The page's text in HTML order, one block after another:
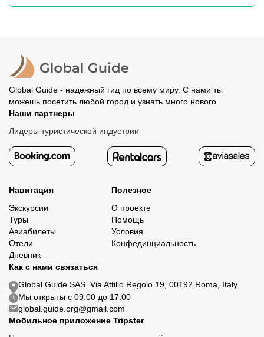
Global Guide - надежный гид по всему миру. С нами ты
можешь посетить любой город и узнать много нового.
Наши партнеры
Лидеры туристической индустрии
Навигация
Экскурсии
Туры
Авиабилеты
Отели
Дневник
Полезное
О проекте
Помощь
Условия
Конфединциальность
Как с нами связаться
Global Guide SAS. Via Attilio Regolo 19, 00192 Roma, Italy
Мы открыты с 09:00 до 17:00
global.guide.org@gmail.com
Мобильное приложение Tripster